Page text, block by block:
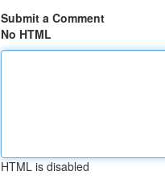
Submit a Comment
No HTML
HTML is disabled